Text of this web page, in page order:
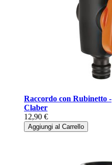
Raccordo con Rubinetto -
Claber
12,90 €
Aggiungi al Carrello